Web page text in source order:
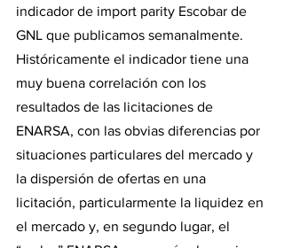
indicador de import parity Escobar de
GNL que publicamos semanalmente.
Históricamente el indicador tiene una
muy buena correlación con los
resultados de las licitaciones de
ENARSA, con las obvias diferencias por
situaciones particulares del mercado y
la dispersión de ofertas en una
licitación, particularmente la liquidez en
el mercado y, en segundo lugar, el